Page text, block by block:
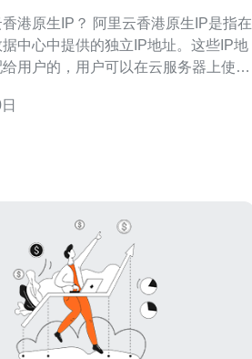
港原生IP？ 阿里云香港原生IP是指在
中心中提供的独立IP地址。这些IP地
用户的，用户可以在云服务器上使用
的稳定性和安全性，适合对网络性能